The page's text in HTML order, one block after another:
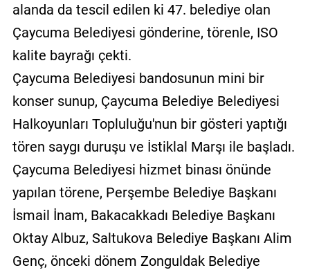
alanda da tescil edilen ki 47. belediye olan
Çaycuma Belediyesi gönderine, törenle, ISO
kalite bayrağı çekti.
Çaycuma Belediyesi bandosunun mini bir
konser sunup, Çaycuma Belediye Belediyesi
Halkoyunları Topluluğu'nun bir gösteri yaptığı
tören saygı duruşu ve İstiklal Marşı ile başladı.
Çaycuma Belediyesi hizmet binası önünde
yapılan törene, Perşembe Belediye Başkanı
İsmail İnam, Bakacakkadı Belediye Başkanı
Oktay Albuz, Saltukova Belediye Başkanı Alim
Genç, önceki dönem Zonguldak Belediye